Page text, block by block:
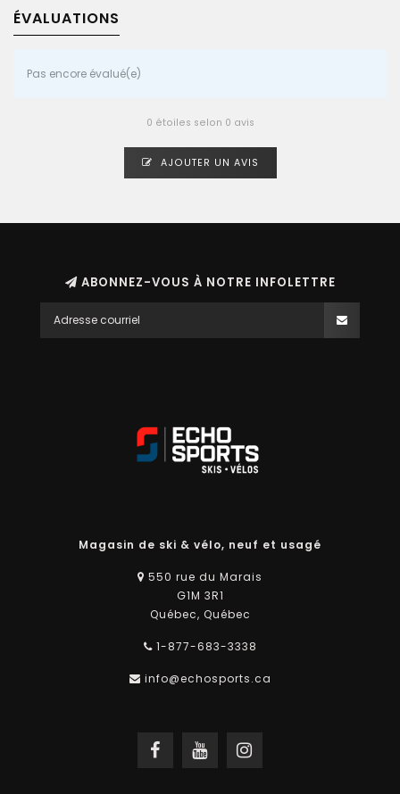
ÉVALUATIONS
Pas encore évalué(e)
0 étoiles selon 0 avis
AJOUTER UN AVIS
ABONNEZ-VOUS À NOTRE INFOLETTRE
Magasin de ski & vélo, neuf et usagé
550 rue du Marais
G1M 3R1
Québec, Québec
1-877-683-3338
info@echosports.ca